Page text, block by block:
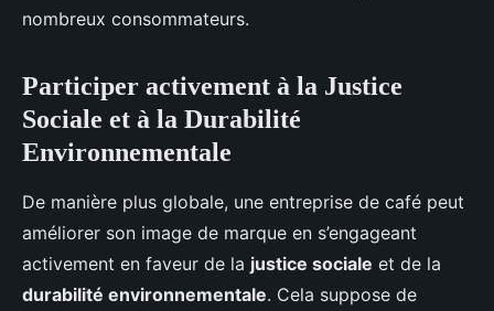
nombreux consommateurs.
Participer activement à la Justice
Sociale et à la Durabilité
Environnementale
De manière plus globale, une entreprise de café peut
améliorer son image de marque en s’engageant
activement en faveur de la justice sociale et de la
durabilité environnementale. Cela suppose de